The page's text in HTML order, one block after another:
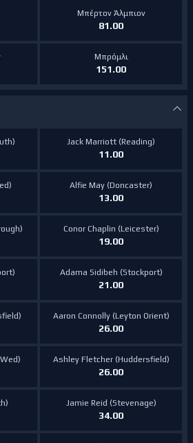
Μπέρτον Άλμπιον
81.00
Μπρόμλι
151.00
Jack Marriott (Reading)
11.00
Alfie May (Doncaster)
13.00
Conor Chaplin (Leicester)
19.00
Adama Sidibeh (Stockport)
21.00
Aaron Connolly (Leyton Orient)
26.00
Ashley Fletcher (Huddersfield)
26.00
Jamie Reid (Stevenage)
34.00